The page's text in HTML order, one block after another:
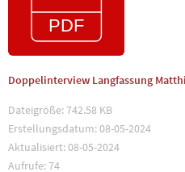
Doppelinterview Langfassung
Dateigröße: 742.58 KB
Erstellungsdatum: 08-05-2024
Aktualisiert: 08-05-2024
Aufrufe: 74